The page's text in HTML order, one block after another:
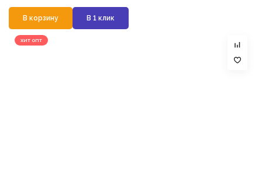
В корзину В 1 клик
ХИТ ОПТ